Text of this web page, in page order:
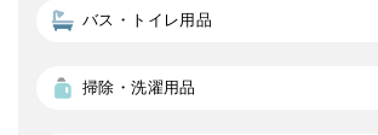
バス・トイレ用品
掃除・洗濯用品